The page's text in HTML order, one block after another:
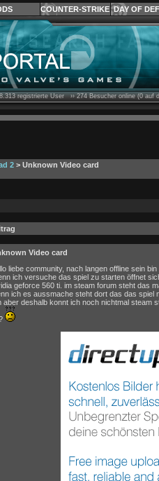
COUNTER-STRIKE DAY OF
registrierte User ››274Besucher online (0 auf
2> Unknown Video card
Video card
liebe community, nach langen offline sein
ich versuche das spiel zu starten öffnet
geforce 560 ti. im steam forum steht das
ich es aussmache steht dort das das spiel
aber deshalb konnt ich noch nichtmal steam